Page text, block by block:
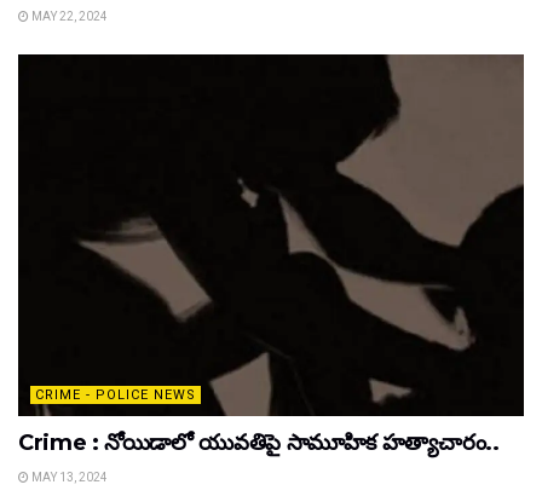
MAY 22, 2024
CRIME - POLICE NEWS
Crime : నోయిడాలో యువతిపై సామూహిక హత్యాచారం..
MAY 13, 2024